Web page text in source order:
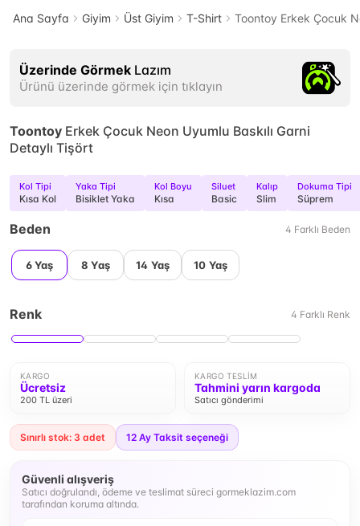
Ana Sayfa Giyim Üst Giyim T-Shirt Toontoy Erkek Çocuk
Üzerinde Görmek Lazım
Ürünü üzerinde görmek için tıklayın
Toontoy Erkek Çocuk Neon Uyumlu Baskılı Garni
Detaylı Tişört
Kol Tipi
Kısa Kol
Yaka Tipi
Bisiklet Yaka
Kol Boyu
Kısa
Siluet
Basic
Kalıp
Slim
Dokuma Tipi
Süprem
Beden 4 Farklı Beden
6 Yaş 8 Yaş 14 Yaş 10 Yaş
Renk 4 Farklı Renk
KARGO
Ücretsiz
200 TL üzeri
KARGO TESLIM
Tahmini yarın kargoda
Satıcı gönderimi
Sınırlı stok: 3 adet 12 Ay Taksit seçeneği
Güvenli alışveriş
Satıcı doğrulandı, ödeme ve teslimat süreci gormeklazim.com
tarafından koruma altında.